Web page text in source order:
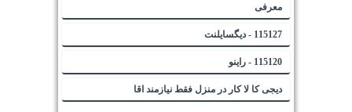
معرفی
115127 - دیگسایلنت
115120 - راینو
دیجی کا لا کار در منزل فقط نیازمند اقا